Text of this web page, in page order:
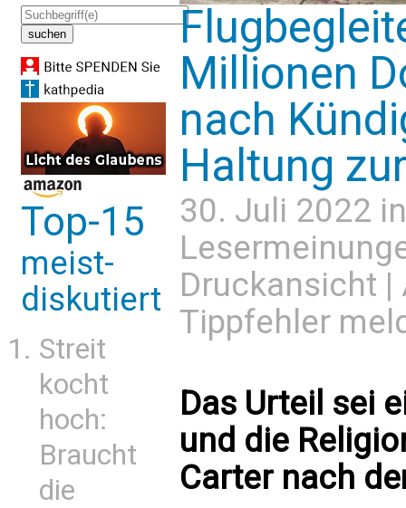
Top-15
meist-
diskutiert
Streit
kocht
hoch:
Braucht
die
Millionen
nach
Haltung
30. Juli 2022
Druckansicht |
Tippfehler
Das Urteil sei
und die
Carter nach